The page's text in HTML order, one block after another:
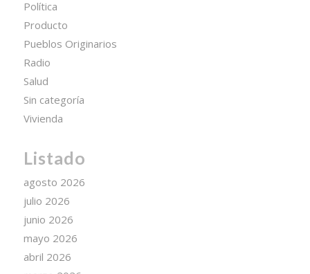
Política
Producto
Pueblos Originarios
Radio
Salud
Sin categoría
Vivienda
Listado
agosto 2026
julio 2026
junio 2026
mayo 2026
abril 2026